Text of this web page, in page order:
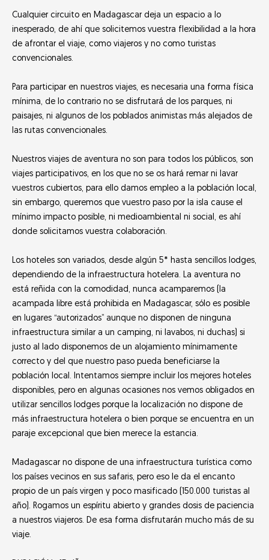
Cualquier circuito en Madagascar deja un espacio a lo
inesperado, de ahí que solicitemos vuestra flexibilidad a la hora
de afrontar el viaje, como viajeros y no como turistas
convencionales.
Para participar en nuestros viajes, es necesaria una forma física
mínima, de lo contrario no se disfrutará de los parques, ni
paisajes, ni algunos de los poblados animistas más alejados de
las rutas convencionales.
Nuestros viajes de aventura no son para todos los públicos, son
viajes participativos, en los que no se os hará remar ni lavar
vuestros cubiertos, para ello damos empleo a la población local,
sin embargo, queremos que vuestro paso por la isla cause el
mínimo impacto posible, ni medioambiental ni social, es ahí
donde solicitamos vuestra colaboración.
Los hoteles son variados, desde algún 5* hasta sencillos lodges,
dependiendo de la infraestructura hotelera. La aventura no
está reñida con la comodidad, nunca acamparemos (la
acampada libre está prohibida en Madagascar, sólo es posible
en lugares “autorizados” aunque no disponen de ninguna
infraestructura similar a un camping, ni lavabos, ni duchas) si
justo al lado disponemos de un alojamiento mínimamente
correcto y del que nuestro paso pueda beneficiarse la
población local. Intentamos siempre incluir los mejores hoteles
disponibles, pero en algunas ocasiones nos vemos obligados en
utilizar sencillos lodges porque la localización no dispone de
más infraestructura hotelera o bien porque se encuentra en un
paraje excepcional que bien merece la estancia.
Madagascar no dispone de una infraestructura turística como
los países vecinos en sus safaris, pero eso le da el encanto
propio de un país virgen y poco masificado (150.000 turistas al
año). Rogamos un espíritu abierto y grandes dosis de paciencia
a nuestros viajeros. De esa forma disfrutarán mucho más de su
viaje.